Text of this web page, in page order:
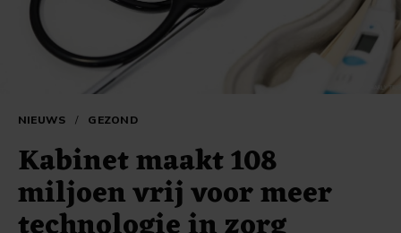
NIEUWS / GEZOND
Kabinet maakt 108
miljoen vrij voor meer